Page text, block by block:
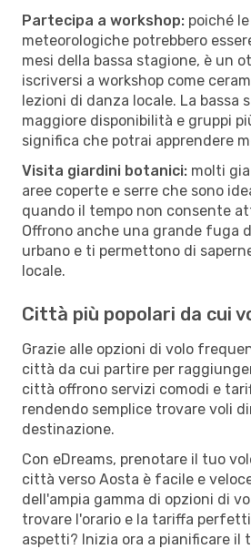
Partecipa a workshop: poiché
meteorologiche potrebbero
mesi della bassa stagione, è un
iscriversi a workshop come
lezioni di danza locale. La bassa
maggiore disponibilità e gruppi
significa che potrai apprendere
Visita giardini botanici: molti
aree coperte e serre che sono
quando il tempo non consente
Offrono anche una grande fuga
urbano e ti permettono di
locale.
Città più popolari da cui
Grazie alle opzioni di volo
città da cui partire per
città offrono servizi comodi e
rendendo semplice trovare voli
destinazione.
Con eDreams, prenotare il tuo
città verso Aosta è facile e
dell'ampia gamma di opzioni di
trovare l'orario e la tariffa
aspetti? Inizia ora a pianificare il